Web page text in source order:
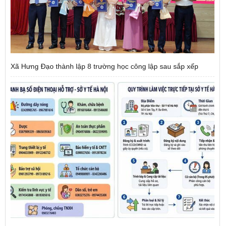
Xã Hưng Đạo thành lập 8 trường học công lập sau sắp xếp